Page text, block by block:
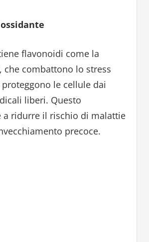
flavonoidi come la
che combattono lo stress
le cellule dai
liberi. Questo
a ridurre il rischio di malattie
precoce.